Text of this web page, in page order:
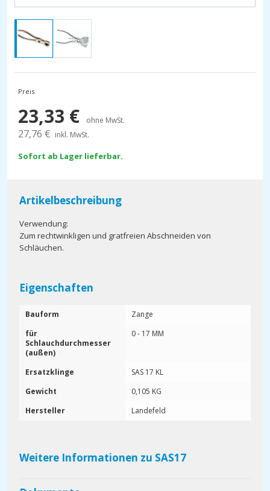
Preis
23,33 € ohne MwSt.
27,76 € inkl. MwSt.
Sofort ab Lager lieferbar.
Artikelbeschreibung
Verwendung:
Zum rechtwinkligen und gratfreien Abschneiden von
Schläuchen.
Eigenschaften
Bauform
Zange
für
Schlauchdurchmesser
(außen)
0 - 17 MM
Ersatzklinge
SAS 17 KL
Gewicht
0,105 KG
Hersteller
Landefeld
Weitere Informationen zu SAS17